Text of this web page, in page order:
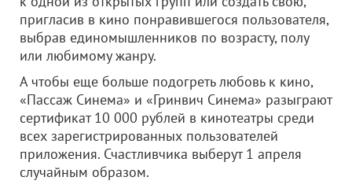
пригласив в кино понравившегося пользователя,
выбрав единомышленников по возрасту, полу
или любимому жанру.
А чтобы еще больше подогреть любовь к кино,
«Пассаж Синема» и «Гринвич Синема» разыграют
сертификат 10 000 рублей в кинотеатры среди
всех зарегистрированных пользователей
приложения. Счастливчика выберут 1 апреля
случайным образом.